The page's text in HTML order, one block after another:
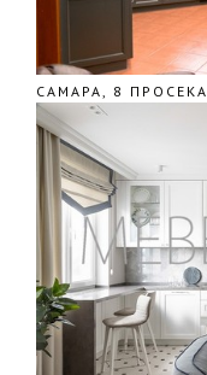
САМАРА, 8 ПРОСЕКА